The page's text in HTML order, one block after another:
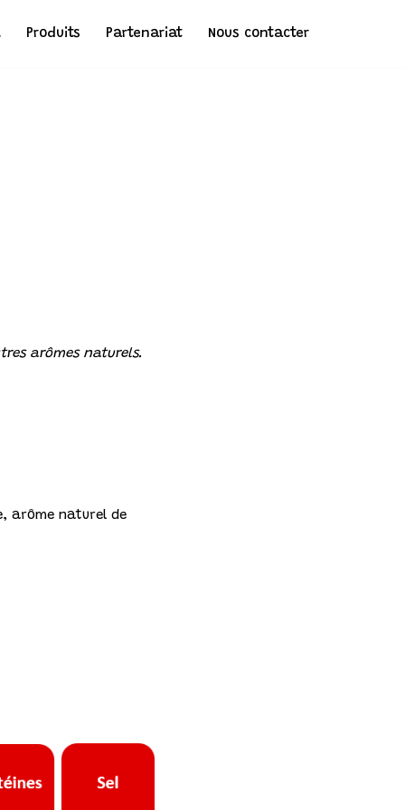
Produits Partenariat Nous contacter
arômes naturels.
arôme naturel de